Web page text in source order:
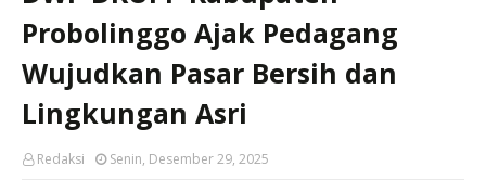
Probolinggo Ajak Pedagang
Wujudkan Pasar Bersih dan
Lingkungan Asri
Redaksi Senin, Desember 29, 2025